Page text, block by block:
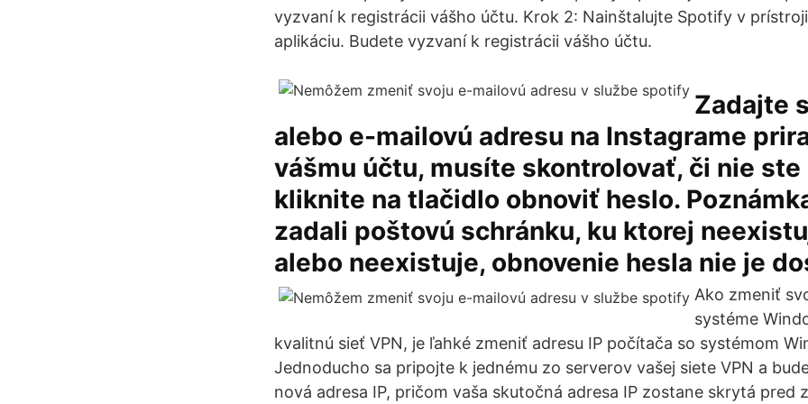
vyzvaní k registrácii vášho účtu. Krok 2: Nainštalujte Spotify v
aplikáciu. Budete vyzvaní k registrácii vášho účtu.
Zadajte
alebo e-mailovú adresu na Instagrame
vášmu účtu, musíte skontrolovať, či nie ste
kliknite na tlačidlo obnoviť heslo.
zadali poštovú schránku, ku ktorej
alebo neexistuje, obnovenie hesla nie je
Ako zmeniť
systéme
kvalitnú sieť VPN, je ľahké zmeniť adresu IP počítača so systémom
Jednoducho sa pripojte k jednému zo serverov vašej siete VPN a
nová adresa IP, pričom vaša skutočná adresa IP zostane skrytá pred